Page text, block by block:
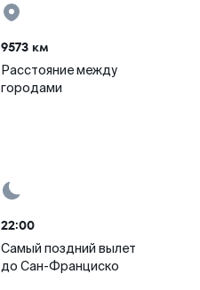
9573 км
Расстояние между
городами
22:00
Самый поздний вылет
до Сан-Франциско